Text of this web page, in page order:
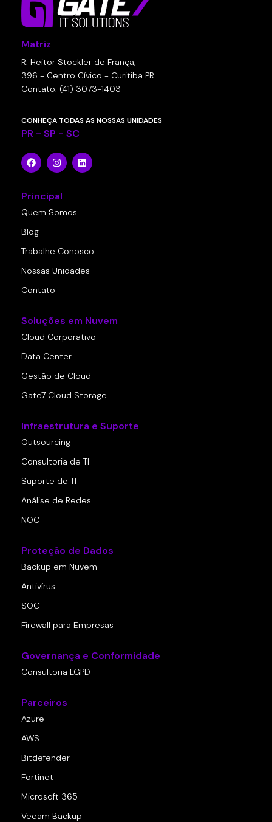
Matriz
R. Heitor Stockler de França,
396 - Centro Cívico - Curitiba PR
Contato: (41) 3073-1403
CONHEÇA TODAS AS NOSSAS UNIDADES
PR - SP - SC
Principal
Quem Somos
Blog
Trabalhe Conosco
Nossas Unidades
Contato
Soluções em Nuvem
Cloud Corporativo
Data Center
Gestão de Cloud
Gate7 Cloud Storage
Infraestrutura e Suporte
Outsourcing
Consultoria de TI
Suporte de TI
Análise de Redes
NOC
Proteção de Dados
Backup em Nuvem
Antivírus
SOC
Firewall para Empresas
Governança e Conformidade
Consultoria LGPD
Parceiros
Azure
AWS
Bitdefender
Fortinet
Microsoft 365
Veeam Backup